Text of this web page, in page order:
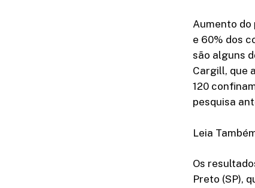
Aumento do
e 60% dos
são alguns
Cargill, que
120
pesquisa
Leia
Os
Preto (SP),